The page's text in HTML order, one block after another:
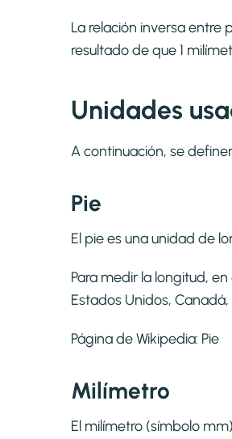
La relación inversa entre
resultado de que 1
Unidades
A continuación, se
Pie
El pie es una unidad de
Para medir la longitud,
Estados Unidos,
Página de Wikipedia: Pie
Milímetro
El milímetro (símbolo